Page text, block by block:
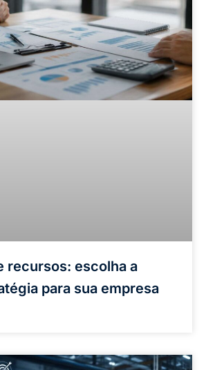
recursos: escolha a
para sua empresa